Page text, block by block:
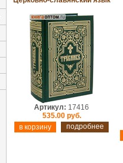
Артикул: 17416
535.00 руб.
подробнее